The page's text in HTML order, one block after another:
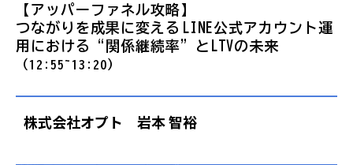
【アッパーファネル攻略】
つながりを成果に変える──LINE公式アカウント運
用における“関係継続率”とLTVの未来
（12:55~13:20）
株式会社オプト 岩本 智裕